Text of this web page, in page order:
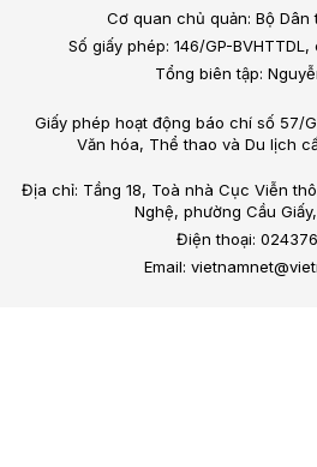
Cơ quan chủ quản: Bộ Dân
Số giấy phép: 146/GP-
Tổng biên tập:
Giấy phép hoạt động báo chí số 57/
Văn hóa, Thể thao và Du lịch
Địa chỉ: Tầng 18, Toà nhà Cục Viễn
Nghệ, phường Cầu
Điện thoại:
Email: